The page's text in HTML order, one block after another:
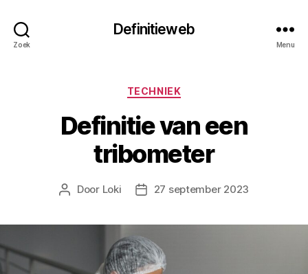
Zoek
Definitieweb
Menu
Categorieën
TECHNIEK
Definitie van een
tribometer
Berichtauteur
Door Loki Berichtdatum
27 september 2023